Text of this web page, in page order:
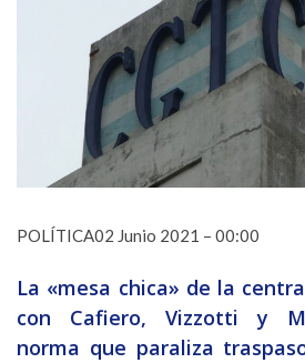
POLÍTICA02 Junio 2021 – 00:00
La «mesa chica» de la
con Cafiero, Vizzotti y
norma que paraliza